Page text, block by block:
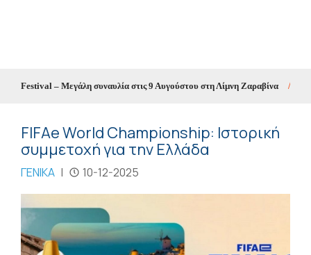
– Μεγάλη συναυλία στις 9 Αυγούστου στη Λίμνη Ζαραβίνα //
FIFAe World Championship: Ιστορική
συμμετοχή για την Ελλάδα
ΓΕΝΙΚΑ | 10-12-2025